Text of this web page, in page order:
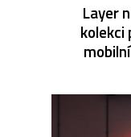
Layer
kolekci